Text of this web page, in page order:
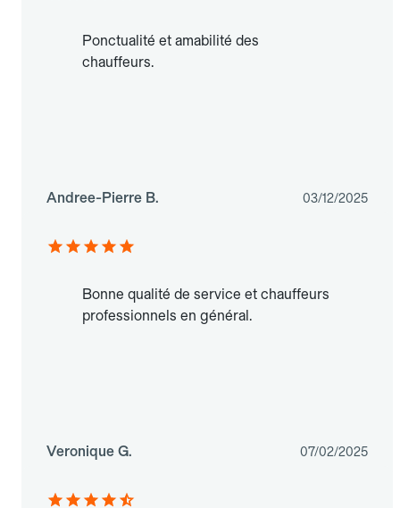
Ponctualité et amabilité des
chauffeurs.
Andree-Pierre B. 03/12/2025
Bonne qualité de service et chauffeurs
professionnels en général.
Veronique G. 07/02/2025